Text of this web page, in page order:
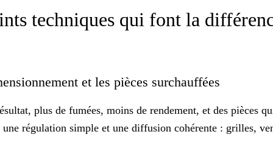
techniques qui font la
et les pièces surchauffées
plus de fumées, moins de rendement, et des pièces
régulation simple et une diffusion cohérente : grilles,